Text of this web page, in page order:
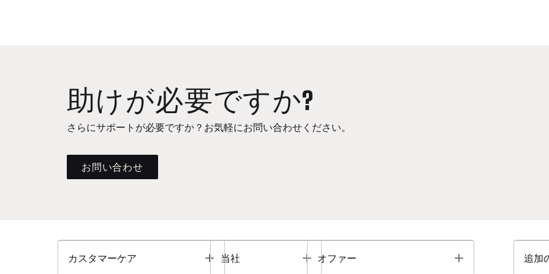
助けが必要ですか?
さらにサポートが必要ですか？お気軽にお問い合わせください。
お問い合わせ
カスタマーケア Toggle
当社 Toggle
オファー Toggle 追加